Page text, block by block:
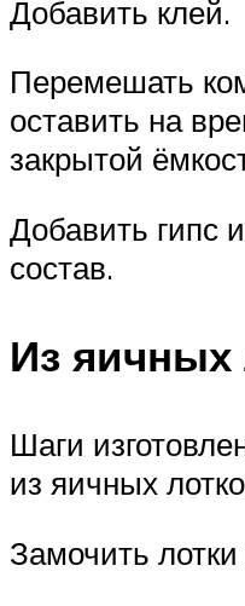
Добавить клей.
Перемешать
оставить на
закрытой
Добавить гипс
состав.
Из яичных
Шаги
из яичных
Замочить